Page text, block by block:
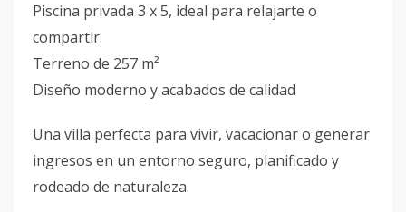
Piscina privada 3 x 5, ideal para relajarte o
compartir.
Terreno de 257 m²
Diseño moderno y acabados de calidad
Una villa perfecta para vivir, vacacionar o generar
ingresos en un entorno seguro, planificado y
rodeado de naturaleza.